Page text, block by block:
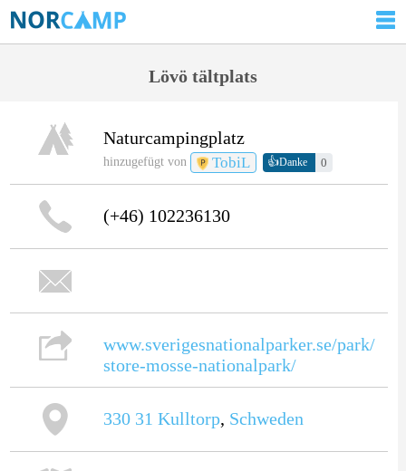
Lövö tältplats
Naturcampingplatz
hinzugefügt von TobiL 👍Danke 0
(+46) 102236130
www.sverigesnationalparker.se/park/
store-mosse-nationalpark/
330 31 Kulltorp, Schweden